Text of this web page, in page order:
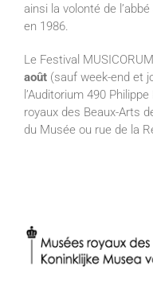
ainsi la volonté de
en 1986.
Le Festival
août (sauf week-end et
l’Auditorium 490
royaux des Beaux-Arts
du Musée ou rue de la